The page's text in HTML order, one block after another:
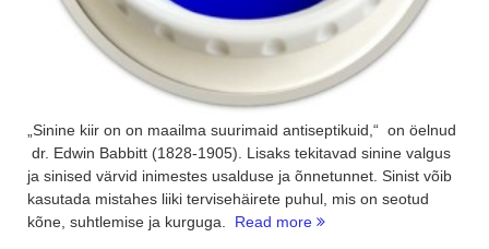
„Sinine kiir on on maailma suurimaid antiseptikuid,“ on öelnud
dr. Edwin Babbitt (1828-1905). Lisaks tekitavad sinine valgus
ja sinised värvid inimestes usalduse ja õnnetunnet. Sinist võib
kasutada mistahes liiki tervisehäirete puhul, mis on seotud
kõne, suhtlemise ja kurguga.
Read more “Sinine